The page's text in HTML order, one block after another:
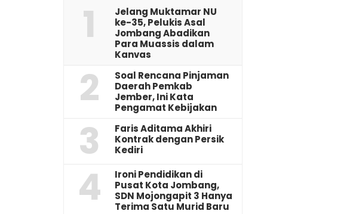
1
Jelang Muktamar NU
ke-35, Pelukis Asal
Jombang Abadikan
Para Muassis dalam
Kanvas
2
‎Soal Rencana Pinjaman
Daerah Pemkab
Jember, Ini Kata
Pengamat Kebijakan ‎
3
Faris Aditama Akhiri
Kontrak dengan Persik
Kediri
4
Ironi Pendidikan di
Pusat Kota Jombang,
SDN Mojongapit 3 Hanya
Terima Satu Murid Baru